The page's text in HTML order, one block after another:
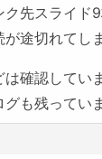
ク先スライド
途切れてし
確認していま
も残ってい